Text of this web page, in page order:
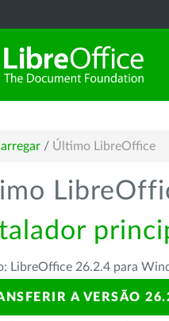
/ Último LibreOffice
LibreOffice 26.2.4 para
A VERSÃO